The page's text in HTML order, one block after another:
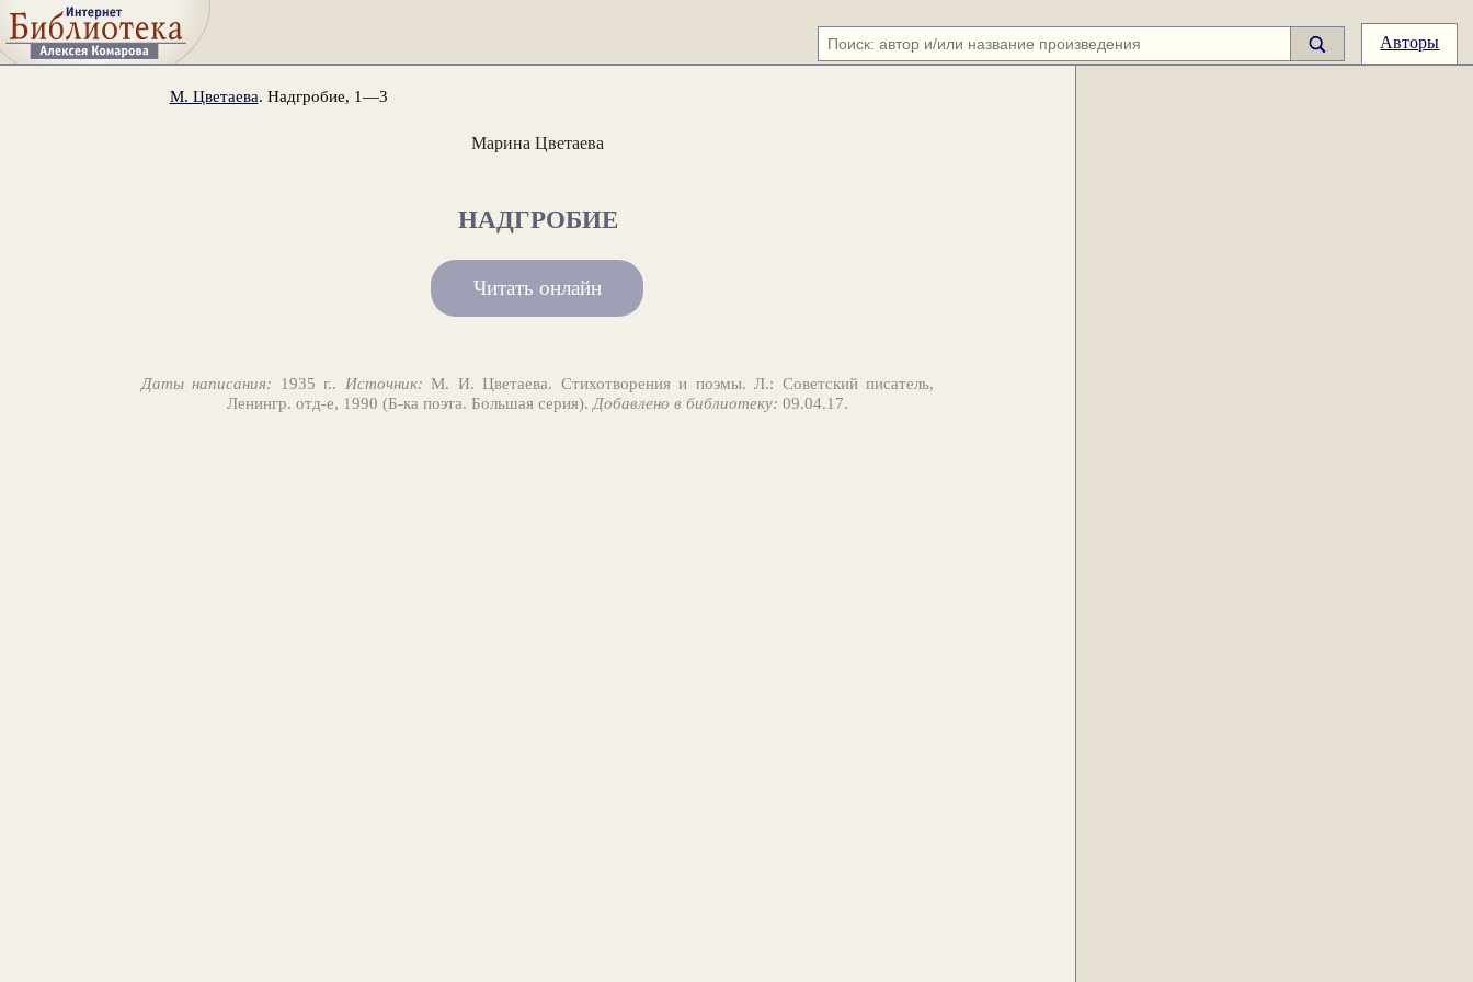
Авторы
М. Цветаева. Надгробие, 1—3
Марина Цветаева
НАДГРОБИЕ
Читать онлайн
Даты написания: 1935 г.. Источник: М. И. Цветаева. Стихотворения и поэмы. Л.: Советский писатель,
Ленингр. отд-е, 1990 (Б-ка поэта. Большая серия).Добавлено в библиотеку: 09.04.17.